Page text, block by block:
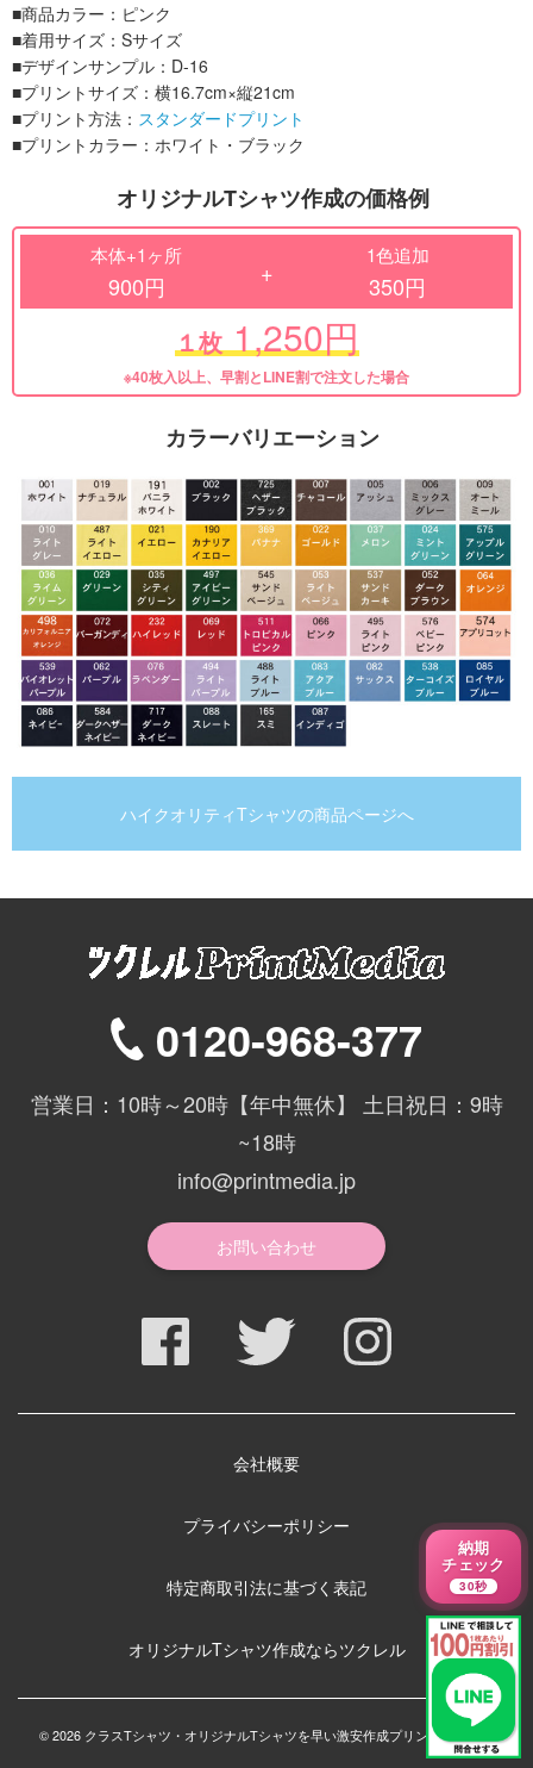
■商品カラー：ピンク
■着用サイズ：Sサイズ
■デザインサンプル：D-16
■プリントサイズ：横16.7cm×縦21cm
■プリント方法： スタンダードプリント
■プリントカラー：ホワイト・ブラック
オリジナルTシャツ作成の価格例
本体+1ヶ所
900円 +
1色追加
350円
１枚 1,250円
※40枚入以上、早割とLINE割で注文した場合
カラーバリエーション
ハイクオリティTシャツの商品ページへ
0120-968-377
営業日：10時～20時【年中無休】 土日祝日：9時
~18時
info@printmedia.jp
お問い合わせ
会社概要
プライバシーポリシー
特定商取引法に基づく表記
オリジナルTシャツ作成ならツクレル
© 2026 クラスTシャツ・オリジナルTシャツを早い激安作成プリントメディア
納期
チェック
30秒